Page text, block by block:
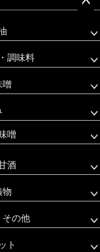
調味料
噌
噌
酒
物
その他
ト